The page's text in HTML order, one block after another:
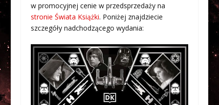
w promocyjnej cenie w przedsprzedaży na
stronie Świata Książki. Poniżej znajdziecie
szczegóły nadchodzącego wydania: